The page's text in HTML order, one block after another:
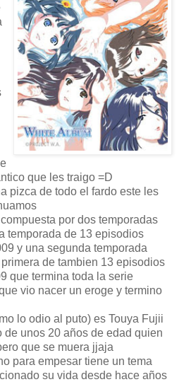
que les traigo =D
pizca de todo el fardo este les
por dos temporadas
temporada de 13 episodios
y una segunda temporada
de tambien 13 episodios
que termina toda la serie
vio nacer un eroge y termino
lo odio al puto) es Touya Fujii
unos 20 años de edad quien
que se muera jjaja
para empesar tiene un tema
su vida desde hace años